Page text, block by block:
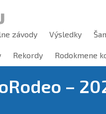
závody Výsledky
Rekordy Rodokmene
–